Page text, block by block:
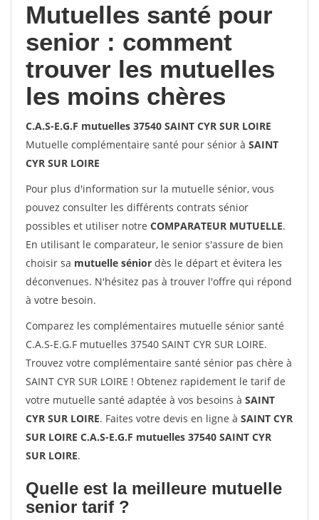
Mutuelles santé pour
senior : comment
trouver les mutuelles
les moins chères
C.A.S-E.G.F mutuelles 37540 SAINT CYR SUR LOIRE
Mutuelle complémentaire santé pour sénior à SAINT
CYR SUR LOIRE
Pour plus d'information sur la mutuelle sénior, vous
pouvez consulter les différents contrats sénior
possibles et utiliser notre COMPARATEUR MUTUELLE.
En utilisant le comparateur, le senior s'assure de bien
choisir sa mutuelle sénior dès le départ et évitera les
déconvenues. N'hésitez pas à trouver l'offre qui répond
à votre besoin.
Comparez les complémentaires mutuelle sénior santé
C.A.S-E.G.F mutuelles 37540 SAINT CYR SUR LOIRE.
Trouvez votre complémentaire santé sénior pas chère à
SAINT CYR SUR LOIRE ! Obtenez rapidement le tarif de
votre mutuelle santé adaptée à vos besoins à SAINT
CYR SUR LOIRE. Faites votre devis en ligne à SAINT CYR
SUR LOIRE C.A.S-E.G.F mutuelles 37540 SAINT CYR
SUR LOIRE.
Quelle est la meilleure mutuelle
senior tarif ?